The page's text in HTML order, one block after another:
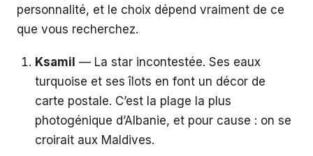
personnalité, et le choix dépend vraiment de ce
que vous recherchez.
Ksamil — La star incontestée. Ses eaux
turquoise et ses îlots en font un décor de
carte postale. C’est la plage la plus
photogénique d’Albanie, et pour cause : on se
croirait aux Maldives.